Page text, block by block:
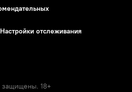
Настройки отслеживания
18+